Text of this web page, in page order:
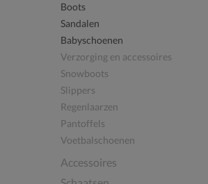
Boots
Sandalen
Babyschoenen
Verzorging en accessoires
Snowboots
Slippers
Regenlaarzen
Pantoffels
Voetbalschoenen
Accessoires